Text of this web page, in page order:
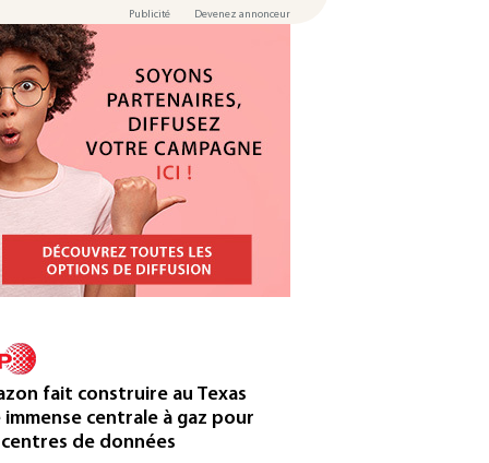
Publicité Devenez annonceur
fait construire au Texas
immense centrale à gaz pour
centres de données